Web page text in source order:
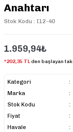
Anahtarı
Stok Kodu : I12-40
1.959,94₺
*202,35 TLden başlayan
Kategori
Marka
Stok Kodu
Fiyat
Havale